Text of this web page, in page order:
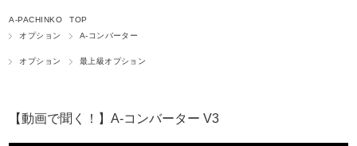
A-PACHINKO TOP
オプション
A-コンバーター
オプション 最上級オプション
【動画で聞く！】A-コンバーター V3